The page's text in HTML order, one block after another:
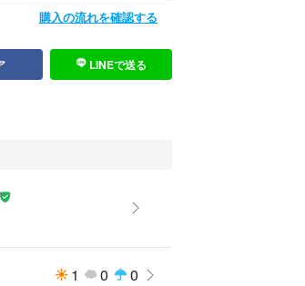
発送させていただきます。
購入の流れを確認する
LINEで送る
1 0 0